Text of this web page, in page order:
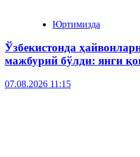
Юртимизда
Ўзбекистонда
мажбурий бўлди: янги
07.08.2026 11:15